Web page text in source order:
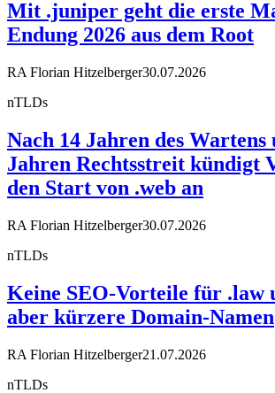
Mit .juniper geht die erste
Endung 2026 aus dem Root
RA Florian Hitzelberger30.07.2026
nTLDs
Nach 14 Jahren des Wartens
Jahren Rechtsstreit kündigt
den Start von .web an
RA Florian Hitzelberger30.07.2026
nTLDs
Keine SEO-Vorteile für .law
aber kürzere Domain-Namen
RA Florian Hitzelberger21.07.2026
nTLDs